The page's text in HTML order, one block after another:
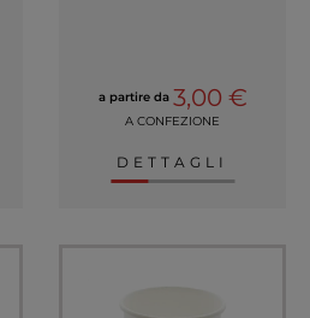
a partire da 3,00 €
A CONFEZIONE
DETTAGLI